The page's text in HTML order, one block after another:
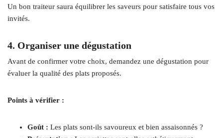
Un bon traiteur saura équilibrer les saveurs pour satisfaire tous vos
invités.
4. Organiser une dégustation
Avant de confirmer votre choix, demandez une dégustation pour
évaluer la qualité des plats proposés.
Points à vérifier :
Goût : Les plats sont-ils savoureux et bien assaisonnés ?